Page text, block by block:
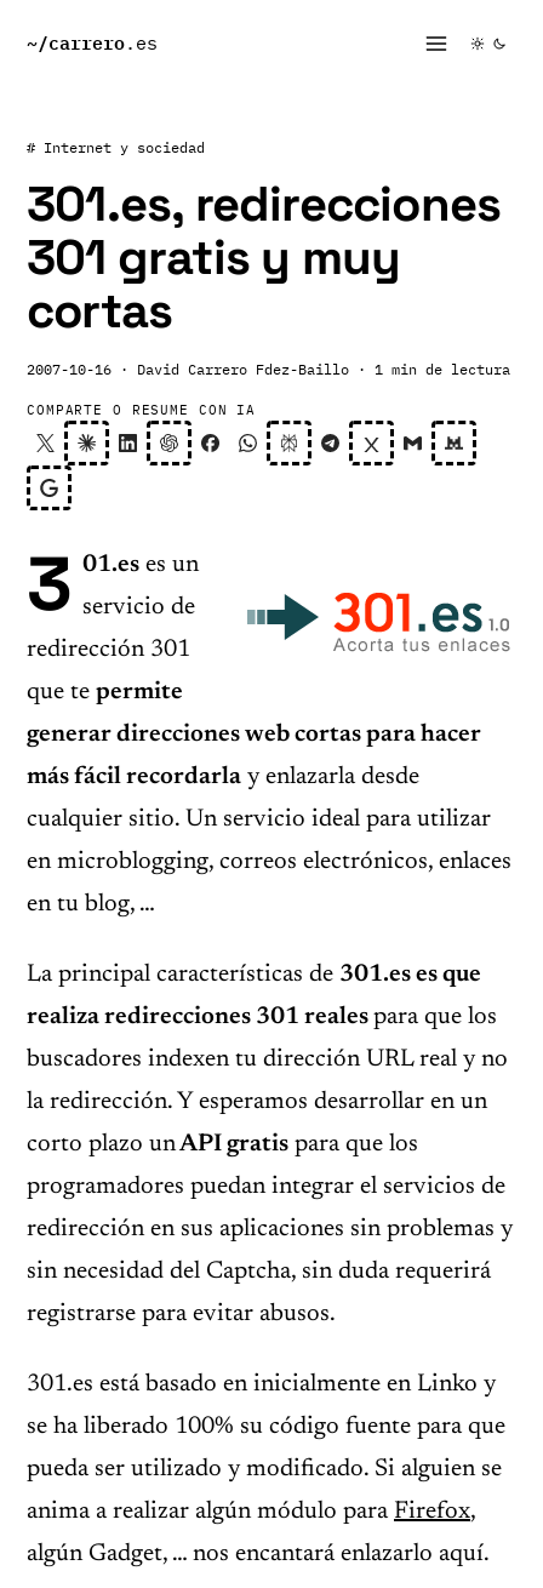
~/carrero.es
# Internet y sociedad
301.es, redirecciones
301 gratis y muy
cortas
2007-10-16 · David Carrero Fdez-Baillo · 1 min de lectura
COMPARTE O RESUME CON IA
3 01.es es un
servicio de
redirección 301
que te permite
generar direcciones web cortas para hacer
más fácil recordarla y enlazarla desde
cualquier sitio. Un servicio ideal para utilizar
en microblogging, correos electrónicos, enlaces
en tu blog, …
La principal características de 301.es es que
realiza redirecciones 301 reales para que los
buscadores indexen tu dirección URL real y no
la redirección. Y esperamos desarrollar en un
corto plazo unAPI gratis para que los
programadores puedan integrar el servicios de
redirección en sus aplicaciones sin problemas y
sin necesidad del Captcha, sin duda requerirá
registrarse para evitar abusos.
301.es está basado en inicialmente en Linko y
se ha liberado 100% su código fuente para que
pueda ser utilizado y modificado. Si alguien se
anima a realizar algún módulo para Firefox,
algún Gadget, … nos encantará enlazarlo aquí.